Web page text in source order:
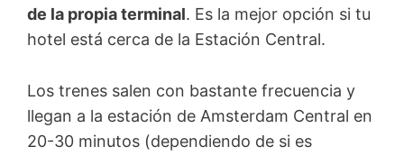
de la propia terminal. Es la mejor opción si tu
hotel está cerca de la Estación Central.
Los trenes salen con bastante frecuencia y
llegan a la estación de Amsterdam Central en
20-30 minutos (dependiendo de si es